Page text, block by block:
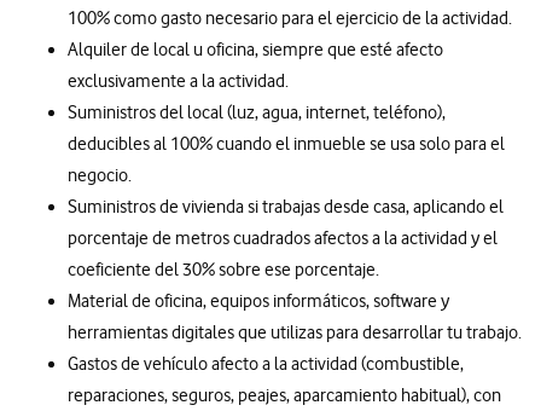
100% como gasto necesario para el ejercicio de la actividad.
Alquiler de local u oficina, siempre que esté afecto
exclusivamente a la actividad.
Suministros del local (luz, agua, internet, teléfono),
deducibles al 100% cuando el inmueble se usa solo para el
negocio.
Suministros de vivienda si trabajas desde casa, aplicando el
porcentaje de metros cuadrados afectos a la actividad y el
coeficiente del 30% sobre ese porcentaje.
Material de oficina, equipos informáticos, software y
herramientas digitales que utilizas para desarrollar tu trabajo.
Gastos de vehículo afecto a la actividad (combustible,
reparaciones, seguros, peajes, aparcamiento habitual), con